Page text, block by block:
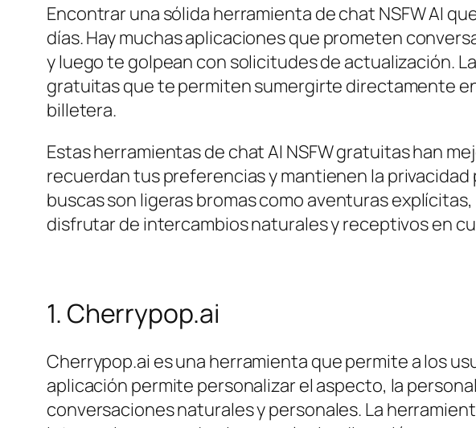
Encontrar una sólida herramienta de chat NSFW AI
días. Hay muchas aplicaciones que prometen
y luego te golpean con solicitudes de actualización.
gratuitas que te permiten sumergirte directamente
billetera.
Estas herramientas de chat AI NSFW gratuitas han
recuerdan tus preferencias y mantienen la
buscas son ligeras bromas como aventuras
disfrutar de intercambios naturales y receptivos en
1. Cherrypop.ai
Cherrypop.ai es una herramienta que permite a los
aplicación permite personalizar el aspecto, la
conversaciones naturales y personales. La